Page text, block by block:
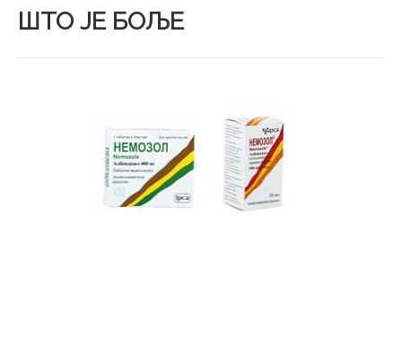
ШТО ЈЕ БОЉЕ